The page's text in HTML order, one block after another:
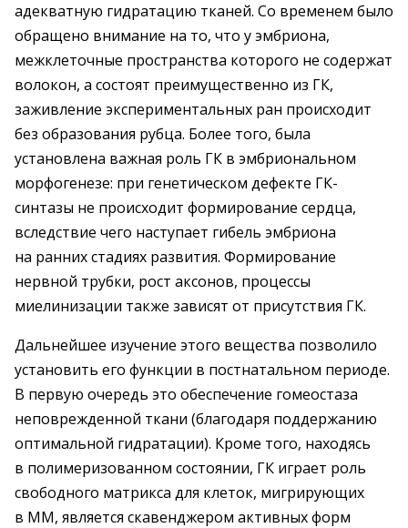
адекватную гидратацию тканей. Со временем было
обращено внимание на то, что у эмбриона,
межклеточные пространства которого не содержат
волокон, а состоят преимущественно из ГК,
заживление экспериментальных ран происходит
без образования рубца. Более того, была
установлена важная роль ГК в эмбриональном
морфогенезе: при генетическом дефекте ГК-
синтазы не происходит формирование сердца,
вследствие чего наступает гибель эмбриона
на ранних стадиях развития. Формирование
нервной трубки, рост аксонов, процессы
миелинизации также зависят от присутствия ГК.
Дальнейшее изучение этого вещества позволило
установить его функции в постнатальном периоде.
В первую очередь это обеспечение гомеостаза
неповрежденной ткани (благодаря поддержанию
оптимальной гидратации). Кроме того, находясь
в полимеризованном состоянии, ГК играет роль
свободного матрикса для клеток, мигрирующих
в ММ, является скавенджером активных форм